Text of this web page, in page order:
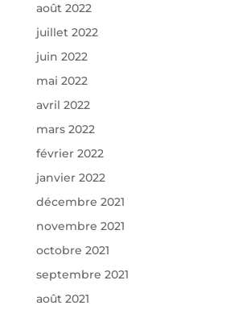
août 2022
juillet 2022
juin 2022
mai 2022
avril 2022
mars 2022
février 2022
janvier 2022
décembre 2021
novembre 2021
octobre 2021
septembre 2021
août 2021